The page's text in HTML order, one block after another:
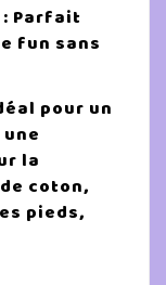
: Parfait
fun sans
pour un
la
coton,
pieds,